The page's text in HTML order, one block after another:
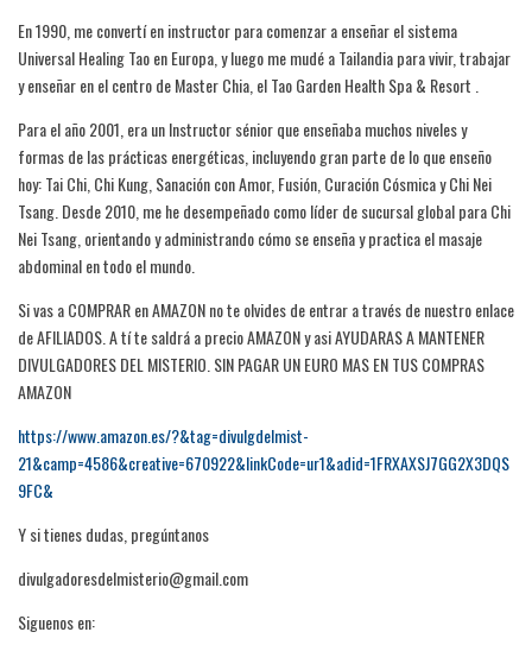
En 1990, me convertí en instructor para comenzar a enseñar el sistema
Universal Healing Tao en Europa, y luego me mudé a Tailandia para vivir, trabajar
y enseñar en el centro de Master Chia, el Tao Garden Health Spa & Resort .
Para el año 2001, era un Instructor sénior que enseñaba muchos niveles y
formas de las prácticas energéticas, incluyendo gran parte de lo que enseño
hoy: Tai Chi, Chi Kung, Sanación con Amor, Fusión, Curación Cósmica y Chi Nei
Tsang. Desde 2010, me he desempeñado como líder de sucursal global para Chi
Nei Tsang, orientando y administrando cómo se enseña y practica el masaje
abdominal en todo el mundo.
Si vas a COMPRAR en AMAZON no te olvides de entrar a través de nuestro enlace
de AFILIADOS. A tí te saldrá a precio AMAZON y asi AYUDARAS A MANTENER
DIVULGADORES DEL MISTERIO. SIN PAGAR UN EURO MAS EN TUS COMPRAS
AMAZON
https://www.amazon.es/?&tag=divulgdelmist-
21&camp=4586&creative=670922&linkCode=ur1&adid=1FRXAXSJ7GG2X3DQS
9FC&
Y si tienes dudas, pregúntanos
divulgadoresdelmisterio@gmail.com
Siguenos en: